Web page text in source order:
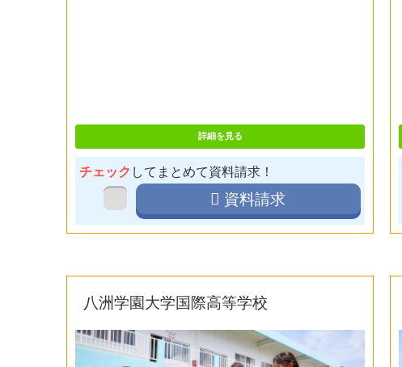
詳細を見る
チェック してまとめて資料請求！
資料請求
八洲学園大学国際高等学校